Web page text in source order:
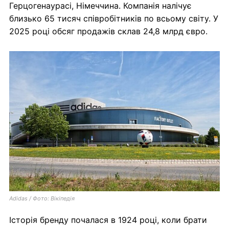
Герцогенаурасі, Німеччина. Компанія налічує
близько 65 тисяч співробітників по всьому світу. У
2025 році обсяг продажів склав 24,8 млрд євро.
Adidas / Фото: Вікіпедія
Історія бренду почалася в 1924 році, коли брати